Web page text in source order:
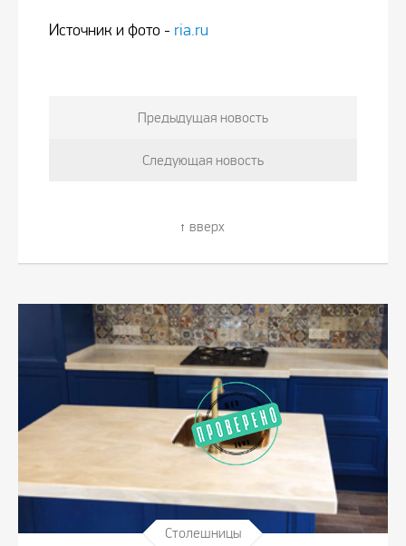
Источник и фото - ria.ru
Предыдущая новость
Следующая новость
вверх
Столешницы